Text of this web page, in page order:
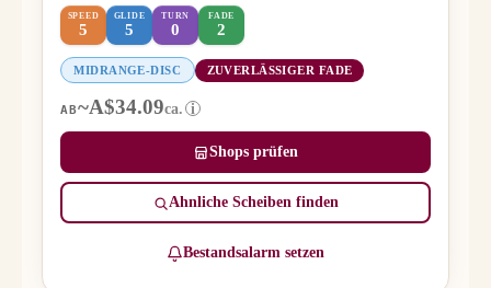
SPEED
5
GLIDE
5
TURN
0
FADE
2
MIDRANGE-DISC ZUVERLÄSSIGER FADE
AB~A$34.09ca. i
Shops prüfen
Ähnliche Scheiben finden
Bestandsalarm setzen